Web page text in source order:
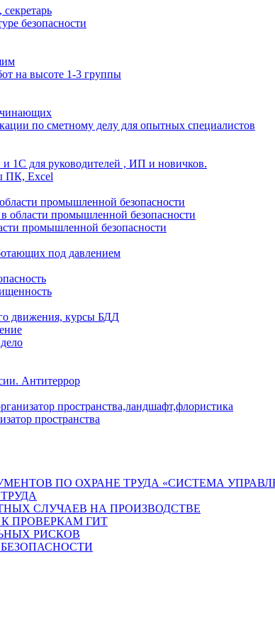
безопасности
на высоте 1-3 группы
по сметному делу для опытных специалистов
и 1С для руководителей , ИП и новичков.
ПК, Excel
промышленной безопасности
промышленной безопасности
промышленной безопасности
под давлением
движения, курсы БДД
Антитеррор
пространства,ландшафт,флористика
пространства
ПО ОХРАНЕ ТРУДА «СИСТЕМА
СЛУЧАЕВ НА ПРОИЗВОДСТВЕ
ПРОВЕРКАМ ГИТ
РИСКОВ